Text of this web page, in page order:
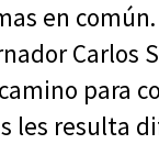
en
Carlos
para
les resulta